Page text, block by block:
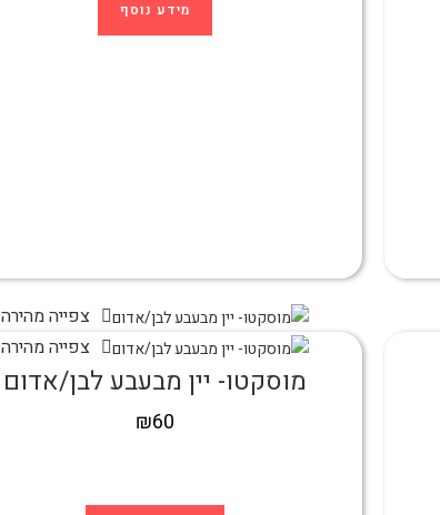
מידע נוסף
צפייה מהירה
צפייה מהירה
מוסקטו- יין מבעבע לבן/אדום
₪60